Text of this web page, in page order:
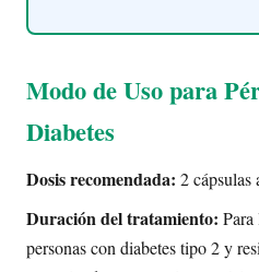
Modo de Uso para
Diabetes
Dosis recomendada: 2 cápsulas
Duración del tratamiento: Para
personas con diabetes tipo 2 y